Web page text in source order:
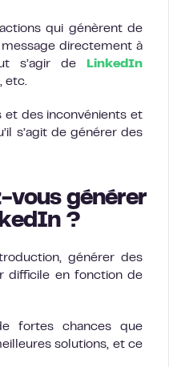
qui génèrent de
message directement à
s’agir de LinkedIn
etc.
et des inconvénients et
s’agit de générer des
vous générer
?
générer des
difficile en fonction de
fortes chances que
solutions, et ce